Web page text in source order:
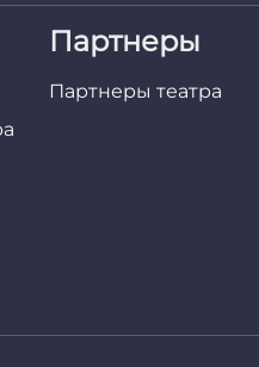
Партнеры
Партнеры театра